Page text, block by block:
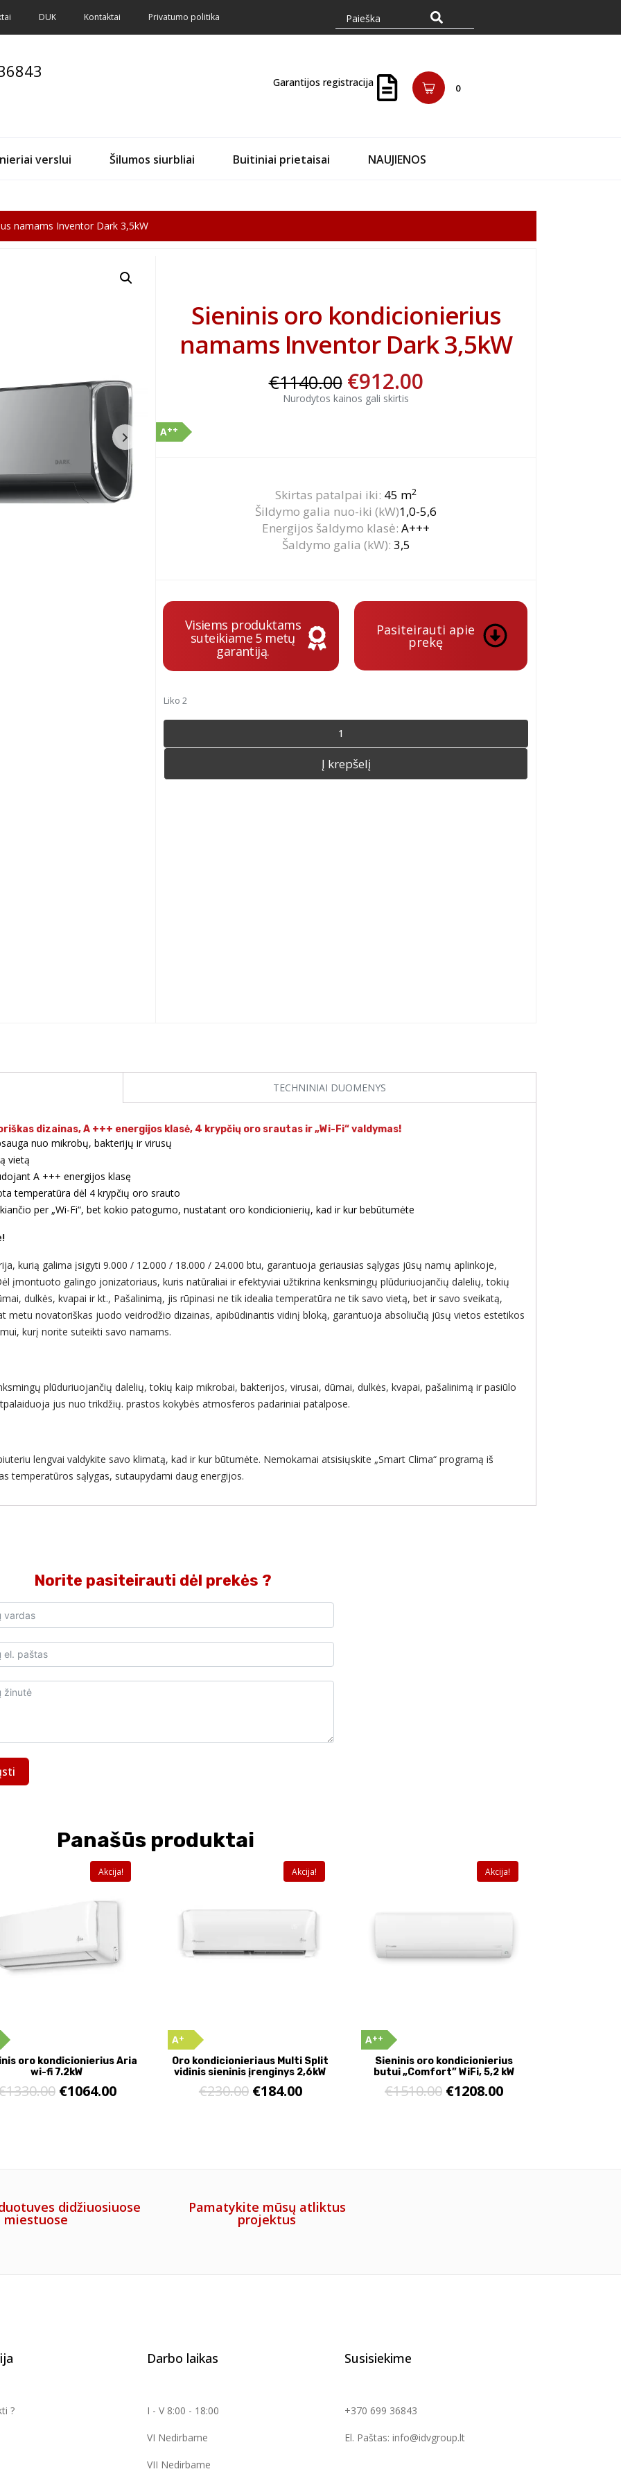
DUK Kontaktai Privatumo politika
Garantijos registracija 0
verslui Šilumos siurbliai Buitiniai prietaisai NAUJIENOS
namams Inventor Dark 3,5kW
Sieninis oro kondicionierius
namams Inventor Dark 3,5kW
€1140.00 €912.00
Nurodytos kainos gali skirtis
A++
Skirtas patalpai iki: 45 m2
Šildymo galia nuo-iki (kW)1,0-5,6
Energijos šaldymo klasė: A+++
Šaldymo galia (kW): 3,5
Visiems produktams
suteikiame 5 metų
garantiją.
Pasiteirauti apie
prekę
Liko 2
Į krepšelį
TECHNINIAI DUOMENYS
dizainas, A +++ energijos klasė, 4 krypčių oro srautas ir „Wi-Fi“ valdymas!
nuo mikrobų, bakterijų ir virusų
vietą
A +++ energijos klasę
temperatūra dėl 4 krypčių oro srauto
per „Wi-Fi“, bet kokio patogumo, nustatant oro kondicionierių, kad ir kur bebūtumėte
kurią galima įsigyti 9.000 / 12.000 / 18.000 / 24.000 btu, garantuoja geriausias sąlygas jūsų namų aplinkoje,
įmontuoto galingo jonizatoriaus, kuris natūraliai ir efektyviai užtikrina kenksmingų plūduriuojančių dalelių, tokių
dulkės, kvapai ir kt., Pašalinimą, jis rūpinasi ne tik idealia temperatūra ne tik savo vietą, bet ir savo sveikatą,
metu novatoriškas juodo veidrodžio dizainas, apibūdinantis vidinį bloką, garantuoja absoliučią jūsų vietos estetikos
kurį norite suteikti savo namams.
plūduriuojančių dalelių, tokių kaip mikrobai, bakterijos, virusai, dūmai, dulkės, kvapai, pašalinimą ir pasiūlo
jus nuo trikdžių. prastos kokybės atmosferos padariniai patalpose.
lengvai valdykite savo klimatą, kad ir kur būtumėte. Nemokamai atsisiųskite „Smart Clima“ programą iš
temperatūros sąlygas, sutaupydami daug energijos.
Norite pasiteirauti dėl prekės ?
Panašūs produktai
Akcija!
oro kondicionierius Aria
wi-fi 7.2kW
1330.00 €1064.00
Akcija!
A+
Oro kondicionieriaus Multi Split
vidinis sieninis įrenginys 2,6kW
€230.00 €184.00
Akcija!
A++
Sieninis oro kondicionierius
butui „Comfort” WiFi, 5,2 kW
€1510.00 €1208.00
didžiuosiuose
miestuose
Pamatykite mūsų atliktus
projektus
?
Darbo laikas
I - V 8:00 - 18:00
VI Nedirbame
VII Nedirbame
Susisiekime
+370 699 36843
El. Paštas: info@idvgroup.lt